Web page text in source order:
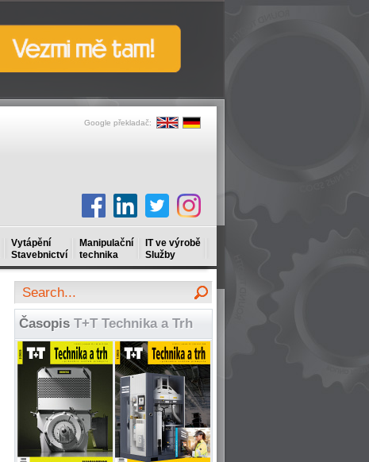
Google překladač:
Vytápění
Stavebnictví
Manipulační
technika
IT ve výrobě
Služby
Časopis T+T Technika a Trh